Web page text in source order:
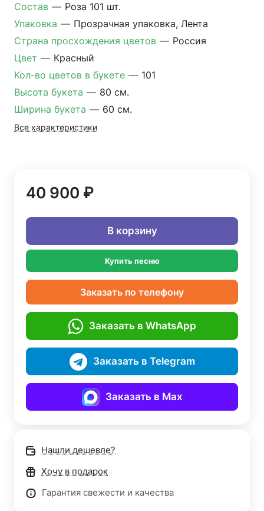
Состав — Роза 101 шт.
Упаковка — Прозрачная упаковка, Лента
Страна просхождения цветов — Россия
Цвет — Красный
Кол-во цветов в букете — 101
Высота букета — 80 см.
Ширина букета — 60 см.
Все характеристики
40 900 ₽
В корзину
Купить песню
Заказать по телефону
Заказать в WhatsApp
Заказать в Telegram
Заказать в Max
Нашли дешевле?
Хочу в подарок
Гарантия свежести и качества